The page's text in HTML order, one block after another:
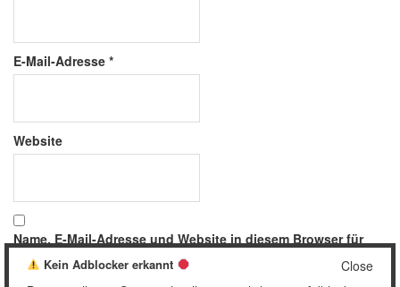
E-Mail-Adresse *
Website
Name, E-Mail-Adresse und Website in diesem Browser für
meinen nächsten Kommentar speichern.
Close
Kein Adblocker erkannt